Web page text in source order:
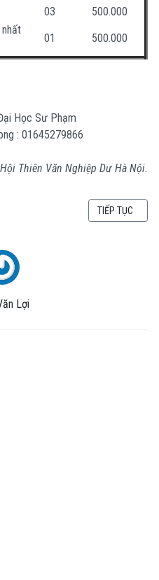
Lợi
03
500.000
01 500.000
Học Sư Phạm
: 01645279866
Hội Thiên Văn Nghiệp Dư Hà Nội.
DỰNG MÁY GIA TỐC LỚN TẠI VIỆT
BÀI VIẾT KẾ
TIẾP TỤC